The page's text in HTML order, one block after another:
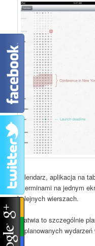
kalendarz, aplikacja na
z terminami na jednym
kolejnych wierszach.
Ułatwia to szczególnie
zaplanowanych